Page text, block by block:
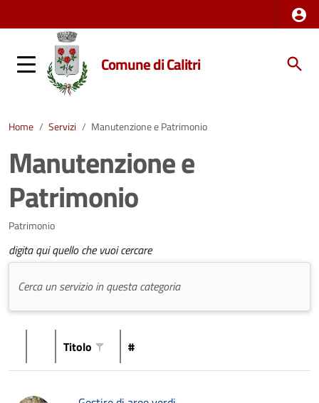
Comune di Calitri
Home / Servizi / Manutenzione e Patrimonio
Manutenzione e
Patrimonio
Patrimonio
digita qui quello che vuoi cercare
Titolo #